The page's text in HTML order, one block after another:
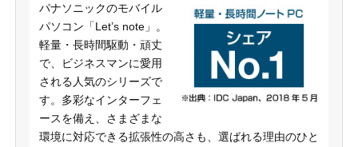
パナソニックのモバイル
パソコン「Let’s note」。
軽量・長時間駆動・頑丈
で、ビジネスマンに愛用
される人気のシリーズで
す。多彩なインターフェ
ースを備え、さまざまな
環境に対応できる拡張性の高さも、選ばれる理由のひと